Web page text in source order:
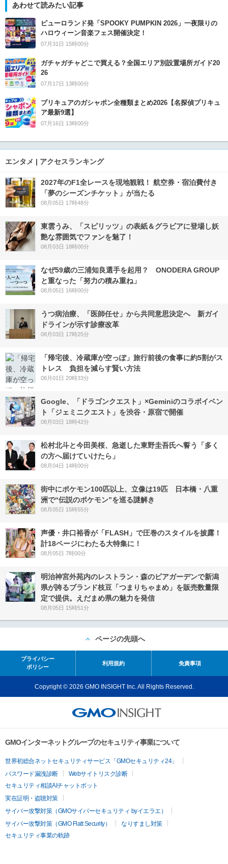
あわせて読みたい記事
ピューロランド発「SPOOKY PUMPKIN 2026」一夜限りの
ハロウィーン音楽フェス開催決定！
07月31日 15時00分
ガチャガチャどこで買える？全国エリア別設置場所ガイド20
26
07月17日 13時00分
プリキュアのガシャポン全種類まとめ2026【名探偵プリキュ
ア最新9選】
07月16日 13時00分
エンタメ | アクセスランキング
2027年のF1全レースを現地観戦！ 航空券・宿泊費付き
「夢のシーズンチケット」が当たる
08月05日 17時48分
東雲うみ、「スピリッツ」の表紙＆グラビアに登場し妖
艶な雰囲気でファンを魅了！
08月03日 18時00分
なぜ59歳の三浦知良選手を起用？ ONODERA GROUP
と重なった「努力の積み重ね」
08月05日 16時00分
うつ病治療、「医師任せ」から共同意思決定へ 新ガイ
ドラインが示す診療改革
08月03日 17時25分
「帰宅後、冷蔵庫が空っぽ」旅行前後の食事に約5割がス
トレス 負担を減らす賢い方法
08月01日 20時33分
Google、「ドラゴンクエスト」×Geminiのコラボイベン
ト「ジェミニクエスト」を渋谷・原宿で開催
08月03日 18時42分
松村北斗と今田美桜、急逝した東野圭吾氏へ誓う「多く
の方へ届けていけたら」
08月04日 14時00分
街中にポケモン100匹以上、立像は19匹 日本橋・八重
洲で“伝説のポケモン”を巡る謎解き
08月05日 15時55分
声優・井口裕香が「FLASH」で圧巻のスタイルを披露！
計18ページにわたる大特集に！
08月05日 7時00分
明治神宮外苑内のレストラン・森のビアガーデンで新潟
県が誇るブランド枝豆「つまりちゃまめ」を販売数量限
定で提供。えだまめ県の魅力を発信
08月05日 15時51分
ページの先頭へ
プライバシー
ポリシー
利用規約 免責事項
Copyright © 2026 GMO INSIGHT Inc. All Rights Reserved.
GMOインターネットグループのセキュリティ事業について
世界初総合ネットセキュリティサービス「GMOセキュリティ24」
パスワード漏洩診断
Webサイトリスク診断
セキュリティ相談AIチャットボット
実在証明・盗聴対策
サイバー攻撃対策（GMOサイバーセキュリティ byイエラエ）
サイバー攻撃対策（GMO Flatt Security）
なりすまし対策
セキュリティ事業の軌跡